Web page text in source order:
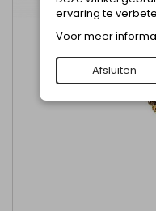
ervaring te
Voor meer
Afsluiten